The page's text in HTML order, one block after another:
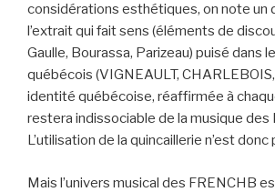
considérations esthétiques, on note un
l’extrait qui fait sens (éléments de
Gaulle, Bourassa, Parizeau) puisé dans
québécois (VIGNEAULT,
identité québécoise, réaffirmée à
restera indissociable de la musique des
L’utilisation de la quincaillerie n’est
Mais l’univers musical des FRENCHB